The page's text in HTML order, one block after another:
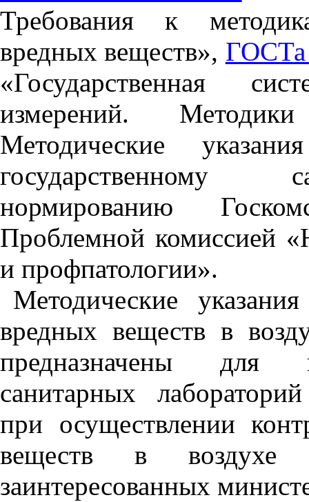
Требования к
вредных веществ», ГОСТа
«Государственная
измерений.
Методические
государственному
нормированию
Проблемной комиссией
и профпатологии».
Методические
вредных веществ в
предназначены для
санитарных
при осуществлении
веществ в
заинтересованных